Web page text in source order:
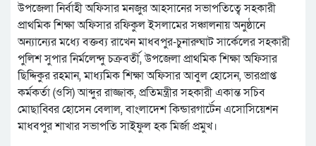
উপজেলা নির্বাহী অফিসার মনজুর আহসানের সভাপতিত্বে সহকারী
প্রাথমিক শিক্ষা অফিসার রফিকুল ইসলামের সঞ্চালনায় অনুষ্ঠানে
অন্যান্যের মধ্যে বক্তব্য রাখেন মাধবপুর-চুনারুঘাট সার্কেলের সহকারী
পুলিশ সুপার নির্মলেন্দু চক্রবর্তী, উপজেলা প্রাথমিক শিক্ষা অফিসার
ছিদ্দিকুর রহমান, মাধ্যমিক শিক্ষা অফিসার আবুল হোসেন, ভারপ্রাপ্ত
কর্মকর্তা (ওসি) আব্দুর রাজ্জাক, প্রতিমন্ত্রীর সহকারী একান্ত সচিব
মোছাব্বির হোসেন বেলাল, বাংলাদেশ কিন্ডারগার্টেন এসোসিয়েশন
মাধবপুর শাখার সভাপতি সাইফুল হক মির্জা প্রমুখ।